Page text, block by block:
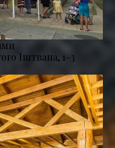
Іштвана, 1–3